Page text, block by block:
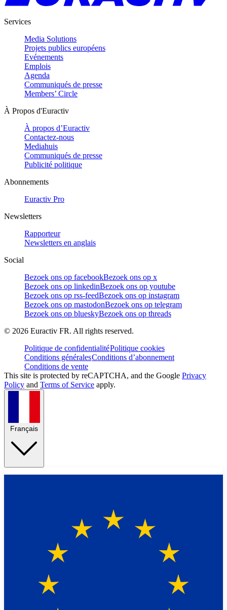
Services
Media Solutions
Projets publics européens
Evénements
Emplois
Agenda
Communiqués de presse
Members’ Circle
À Propos d'Euractiv
À propos d’Euractiv
Contactez-nous
Mediahuis
Communiqués de presse
Publicité politique
Abonnements
Euractiv Pro
Newsletters
Rapporteur
Newsletters en anglais
Social
Bezoek ons op facebookBezoek ons op x
Bezoek ons op linkedinBezoek ons op youtube
Bezoek ons op rss-feedBezoek ons op instagram
Bezoek ons op mastodonBezoek ons op telegram
Bezoek ons op blueskyBezoek ons op threads
© 2026 Euractiv FR. All rights reserved.
Politique de confidentialitéPolitique cookies
Conditions généralesConditions d’abonnement
Conditions de vente
This site is protected by reCAPTCHA, and the Google Privacy
Policy and Terms of Service apply.
Français